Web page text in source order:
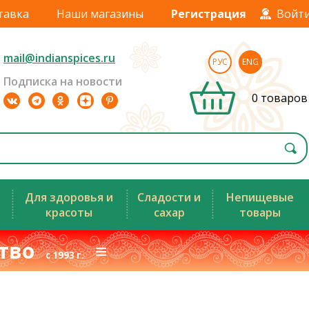
Наши магазины Регистрация
mail@indianspices.ru
Подписка на новости
РУС ENG
0 товаров
Для здоровья и
красоты
Сладости и
сахар
Непищевые
товары
с 1993 г.≡